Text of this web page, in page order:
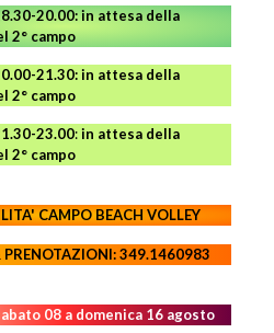
20.00:in attesa della
2° campo
21.30:in attesa della
2° campo
23.00:in attesa della
2° campo
CAMPOBEACH VOLLEY
PRENOTAZIONI: 349.1460983
08 a domenica 16 agosto